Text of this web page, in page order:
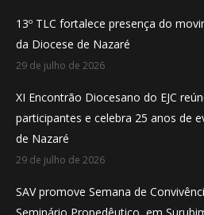
new
window
new
window
new
window
13º TLC fortalece presença do
da Diocese de Nazaré
29 de julho de 2026
XI Encontrão Diocesano do EJC
participantes e celebra 25 anos de
de Nazaré
29 de julho de 2026
SAV promove Semana de